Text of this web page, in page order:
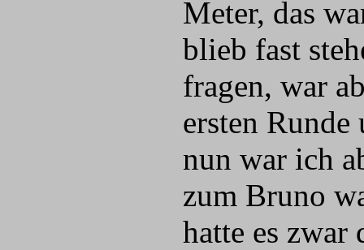
Meter, das
blieb fast
fragen, war
ersten
nun war ich
zum Bruno
hatte es zwar